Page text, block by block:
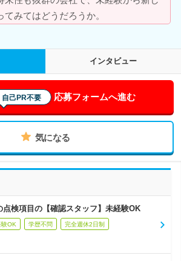
みてはどうだろうか。
インタビュー
己PR不要 応募フォームへ進む
気になる
点検項目の【確認スタッフ】未経験OK
OK 学歴不問 完全週休2日制